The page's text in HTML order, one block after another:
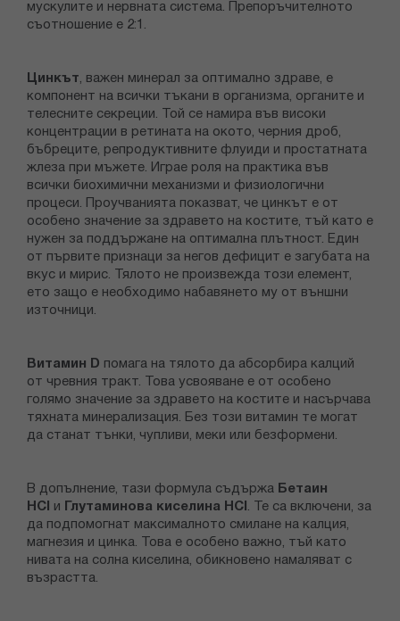
мускулите и нервната система. Препоръчителното
съотношение е 2:1.
Цинкът, важен минерал за оптимално здраве, е
компонент на всички тъкани в организма, органите и
телесните секреции. Той се намира във високи
концентрации в ретината на окото, черния дроб,
бъбреците, репродуктивните флуиди и простатната
жлеза при мъжете. Играе роля на практика във
всички биохимични механизми и физиологични
процеси. Проучванията показват, че цинкът е от
особено значение за здравето на костите, тъй като е
нужен за поддържане на оптимална плътност. Един
от първите признаци за негов дефицит е загубата на
вкус и мирис. Тялото не произвежда този елемент,
ето защо е необходимо набавянето му от външни
източници.
Витамин D помага на тялото да абсорбира калций
от чревния тракт. Това усвояване е от особено
голямо значение за здравето на костите и насърчава
тяхната минерализация. Без този витамин те могат
да станат тънки, чупливи, меки или безформени.
В допълнение, тази формула съдържа Бетаин
HCl
и Глутаминова киселина HCl . Те са включени, за
да подпомогнат максималното смилане на калция,
магнезия и цинка. Това е особено важно, тъй като
нивата на солна киселина, обикновено намаляват с
възрастта.